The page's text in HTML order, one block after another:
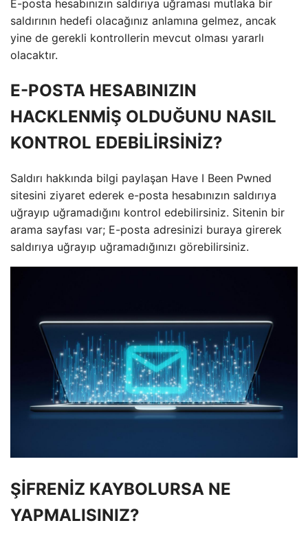
E-posta hesabınızın saldırıya uğraması mutlaka bir
saldırının hedefi olacağınız anlamına gelmez, ancak
yine de gerekli kontrollerin mevcut olması yararlı
olacaktır.
E-POSTA HESABINIZIN
HACKLENMİŞ OLDUĞUNU NASIL
KONTROL EDEBİLİRSİNİZ?
Saldırı hakkında bilgi paylaşan Have I Been Pwned
sitesini ziyaret ederek e-posta hesabınızın saldırıya
uğrayıp uğramadığını kontrol edebilirsiniz. Sitenin bir
arama sayfası var; E-posta adresinizi buraya girerek
saldırıya uğrayıp uğramadığınızı görebilirsiniz.
ŞİFRENİZ KAYBOLURSA NE
YAPMALISINIZ?